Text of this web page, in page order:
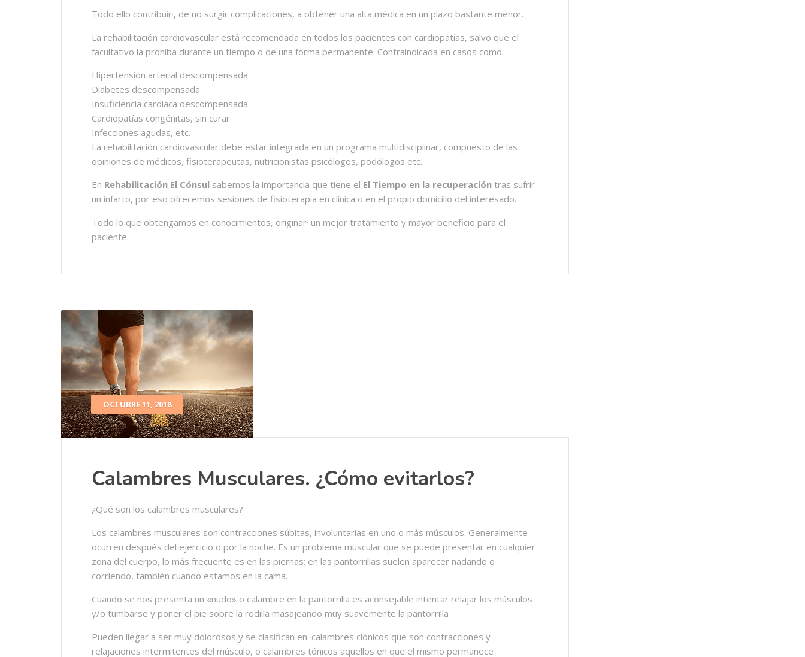
Todo ello contribuir·, de no surgir complicaciones, a obtener una alta médica en un plazo bastante menor.
La rehabilitación cardiovascular está recomendada en todos los pacientes con cardiopatías, salvo que el
facultativo la prohíba durante un tiempo o de una forma permanente. Contraindicada en casos como:
Hipertensión arterial descompensada.
Diabetes descompensada
Insuficiencia cardiaca descompensada.
Cardiopatías congénitas, sin curar.
Infecciones agudas, etc.
La rehabilitación cardiovascular debe estar integrada en un programa multidisciplinar, compuesto de las
opiniones de médicos, fisioterapeutas, nutricionistas psicólogos, podólogos etc.
En Rehabilitación El Cónsul sabemos la importancia que tiene el El Tiempo en la recuperación tras sufrir
un infarto, por eso ofrecemos sesiones de fisioterapia en clínica o en el propio domicilio del interesado.
Todo lo que obtengamos en conocimientos, originar· un mejor tratamiento y mayor beneficio para el
paciente.
OCTUBRE 11, 2018
Calambres Musculares. ¿Cómo evitarlos?
¿Qué son los calambres musculares?
Los calambres musculares son contracciones súbitas, involuntarias en uno o más músculos. Generalmente
ocurren después del ejercicio o por la noche. Es un problema muscular que se puede presentar en cualquier
zona del cuerpo, lo más frecuente es en las piernas; en las pantorrillas suelen aparecer nadando o
corriendo, también cuando estamos en la cama.
Cuando se nos presenta un «nudo» o calambre en la pantorrilla es aconsejable intentar relajar los músculos
y/o tumbarse y poner el pie sobre la rodilla masajeando muy suavemente la pantorrilla
Pueden llegar a ser muy dolorosos y se clasifican en: calambres clónicos que son contracciones y
relajaciones intermitentes del músculo, o calambres tónicos aquellos en que el mismo permanece